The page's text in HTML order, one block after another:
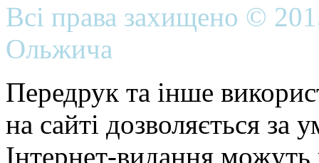
Всі права захищено ©
Ольжича
Передрук та інше
на сайті дозволяється
Інтернет-видання можуть